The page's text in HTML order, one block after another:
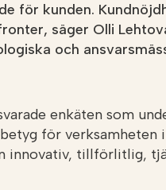
för kunden.
säger Olli
och
enkäten som
för verksamheten
innovativ, tillförlitlig,